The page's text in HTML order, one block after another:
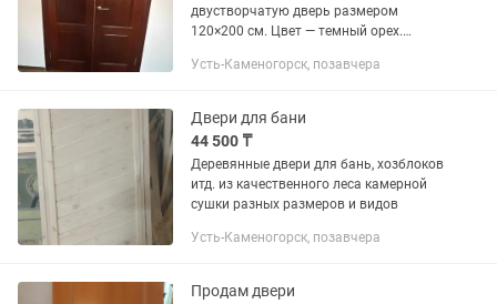
двустворчатую дверь размером
120×200 см. Цвет — темный орех.
серьезных повреждений. Самовывоз
Усть-Каменогорск, позавчера
Двери для бани
44 500 ₸
Деревянные двери для бань, хозблоков
итд. из качественного леса камерной
сушки разных размеров и видов
Усть-Каменогорск, позавчера
Продам двери